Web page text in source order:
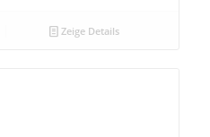
Zeige Details